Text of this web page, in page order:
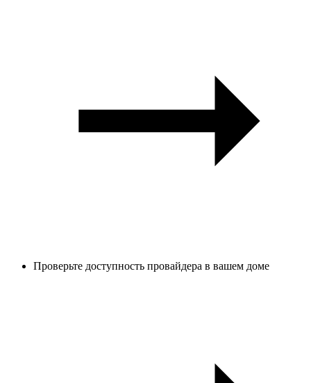
Проверьте доступность провайдера в вашем доме